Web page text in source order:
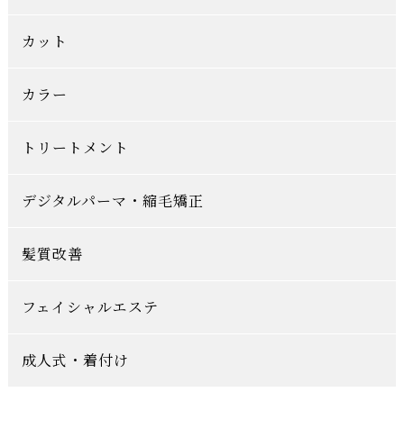
カット
カラー
トリートメント
デジタルパーマ・縮毛矯正
髪質改善
フェイシャルエステ
成人式・着付け